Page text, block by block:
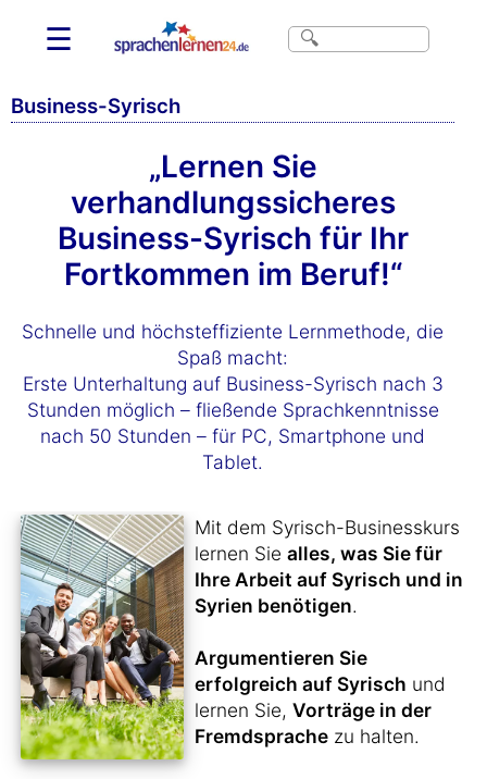
☰
Business-Syrisch
„Lernen Sie
verhandlungssicheres
Business-Syrisch für Ihr
Fortkommen im Beruf!“
Schnelle und höchsteffiziente Lernmethode, die
Spaß macht:
Erste Unterhaltung auf Business-Syrisch nach 3
Stunden möglich – fließende Sprachkenntnisse
nach 50 Stunden – für PC, Smartphone und
Tablet.
Mit dem Syrisch-Businesskurs
lernen Sie alles, was Sie für
Ihre Arbeit auf Syrisch und in
Syrien benötigen.
Argumentieren Sie
erfolgreich auf Syrisch und
lernen Sie, Vorträge in der
Fremdsprache zu halten.